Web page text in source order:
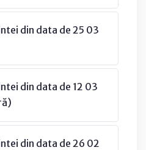
din data de 25 03
din data de 12 03
din data de 26 02